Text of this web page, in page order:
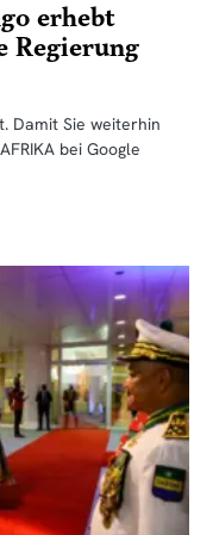
erhebt
Regierung
Damit Sie weiterhin
bei Google